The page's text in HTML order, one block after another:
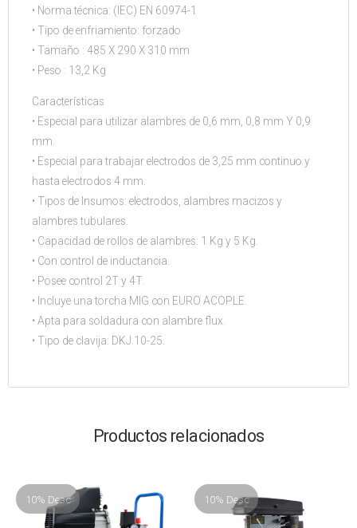
• Norma técnica: (IEC) EN 60974-1
• Tipo de enfriamiento: forzado
• Tamaño : 485 X 290 X 310 mm
• Peso : 13,2 Kg
Características
• Especial para utilizar alambres de 0,6 mm, 0,8 mm Y 0,9
mm.
• Especial para trabajar electrodos de 3,25 mm continuo y
hasta electrodos 4 mm.
• Tipos de Insumos: electrodos, alambres macizos y
alambres tubulares.
• Capacidad de rollos de alambres: 1 Kg y 5 Kg.
• Con control de inductancia.
• Posee control 2T y 4T.
• Incluye una torcha MIG con EURO ACOPLE.
• Apta para soldadura con alambre flux.
• Tipo de clavija: DKJ 10-25.
Productos relacionados
10% Desc 10% Desc